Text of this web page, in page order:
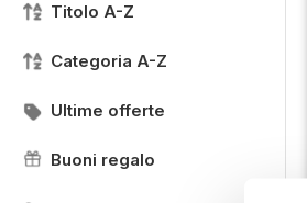
Titolo A-Z
Categoria A-Z
Ultime offerte
Buoni regalo